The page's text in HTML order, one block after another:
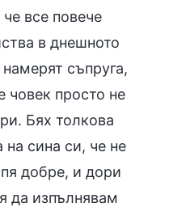
все повече
в днешното
съпруга,
човек просто не
Бях толкова
на сина си, че не
добре, и дори
да изпълнявам